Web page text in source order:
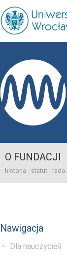
O FUNDACJI
historia statut rada i
Nawigacja
Dla nauczycieli